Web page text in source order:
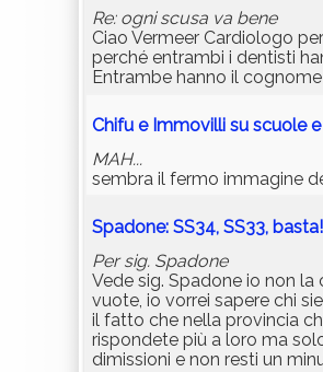
Re: ogni scusa va bene
Ciao Vermeer Cardiologo
perché entrambi i dentisti
Entrambe hanno il
Chifu e Immovilli su scuole
MAH...
sembra il fermo immagine
Spadone: SS34, SS33, basta!
Per sig. Spadone
Vede sig. Spadone io non
vuote, io vorrei sapere chi
il fatto che nella provincia
rispondete più a loro ma
dimissioni e non resti un